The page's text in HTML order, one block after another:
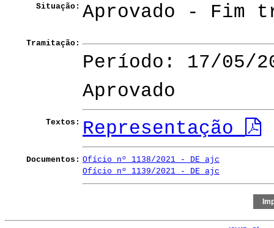
Situação: Aprovado - Fim
Tramitação:
Período: 17/05/
Aprovado
Textos: Representação
Documentos: Ofício nº 1138/2021 - DE ajc
Ofício nº 1139/2021 - DE ajc